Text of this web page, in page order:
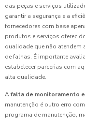
das peças e serviços
garantir a segurança e a
fornecedores com base
produtos e serviços
qualidade que não atendem
de falhas. É importante
estabelecer parcerias com
alta qualidade.
Afalta de monitoramento
manutenção é outro erro
programa de manutenção,